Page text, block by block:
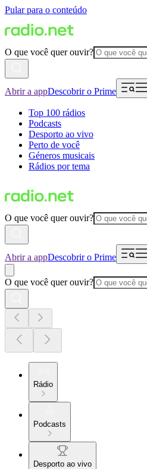
Pular para o conteúdo
O que você quer ouvir?
Abrir a appDescobrir o Prime
Top 100 rádios
Podcasts
Desporto ao vivo
Perto de você
Géneros musicais
Rádios por tema
O que você quer ouvir?
Abrir a appDescobrir o Prime
O que você quer ouvir?
Rádio
Podcasts
Desporto ao vivo